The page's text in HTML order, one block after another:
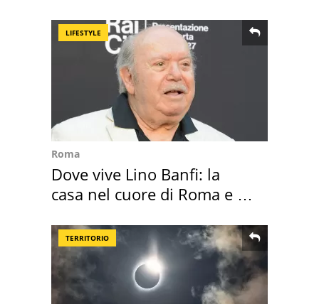
LIFESTYLE
Roma
Dove vive Lino Banfi: la
casa nel cuore di Roma e i
TERRITORIO